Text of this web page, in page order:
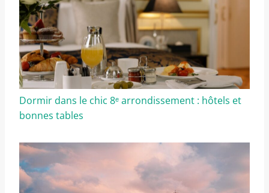
Dormir dans le chic 8ᵉ arrondissement : hôtels et
bonnes tables